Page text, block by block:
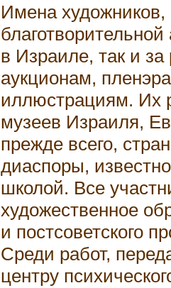
Имена художников,
в Израиле, так и
аукционам,
иллюстрациям. Их
музеев Израиля,
прежде всего,
диаспоры,
школой. Все
художественное
и постсоветского
Среди работ,
центру